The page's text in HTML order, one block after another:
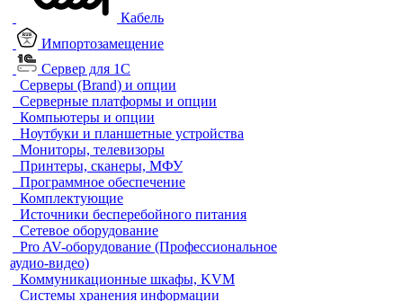
Кабель
Импортозамещение
Сервер для 1С
Серверы (Brand) и опции
Серверные платформы и опции
Компьютеры и опции
Ноутбуки и планшетные устройства
Мониторы, телевизоры
Принтеры, сканеры, МФУ
Программное обеспечение
Комплектующие
Источники бесперебойного питания
Сетевое оборудование
Pro AV-оборудование (Профессиональное
аудио-видео)
Коммуникационные шкафы, KVM
Системы хранения информации